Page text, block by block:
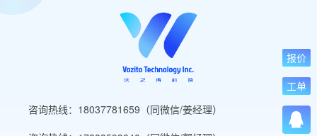
咨询热线：18037781659（同微信/姜经理）
报价
工单